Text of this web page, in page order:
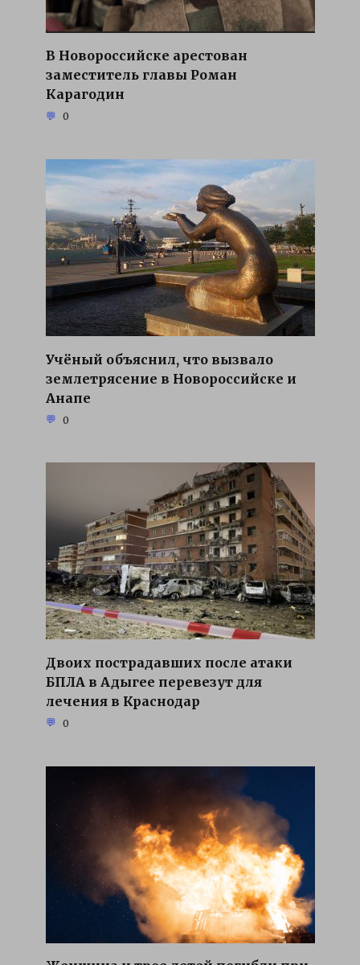
В Новороссийске арестован
заместитель главы Роман
Карагодин
0
Учёный объяснил, что вызвало
землетрясение в Новороссийске и
Анапе
0
Двоих пострадавших после атаки
БПЛА в Адыгее перевезут для
лечения в Краснодар
0